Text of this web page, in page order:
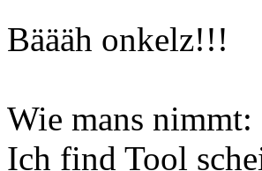
Bäääh onkelz!!!
Wie mans nimmt:
Ich find Tool